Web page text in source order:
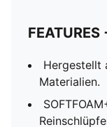
FEATURES
Hergestellt
Materialien.